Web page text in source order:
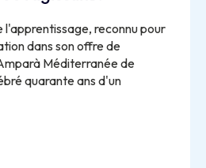
l'apprentissage, reconnu pour
dans son offre de
Méditerranée de
quarante ans d'un